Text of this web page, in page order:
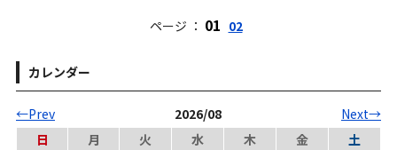
ページ ： 01 02
カレンダー
←Prev 2026/08
Next→
日
月 火 水 木 金
土